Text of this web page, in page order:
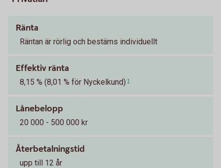
Ränta
Räntan är rörlig och bestäms individuellt
Effektiv ränta
8,15 % (8,01 % för Nyckelkund) 1
Lånebelopp
20 000 - 500 000 kr
Återbetalningstid
upp till 12 år